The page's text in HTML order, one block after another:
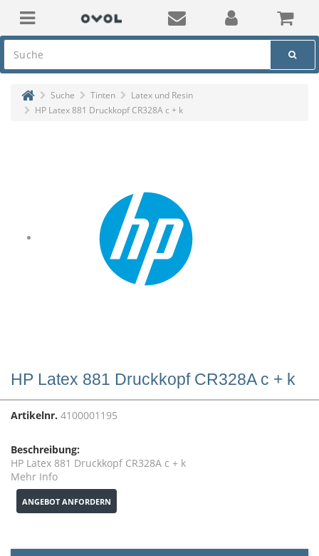
Suche Tinten
Latex und Resin
HP Latex 881 Druckkopf CR328A c + k
HP Latex 881 Druckkopf CR328A c + k
Artikelnr. 4100001195
Beschreibung:
HP Latex 881 Druckkopf CR328A c + k
Mehr Info
ANGEBOT ANFORDERN